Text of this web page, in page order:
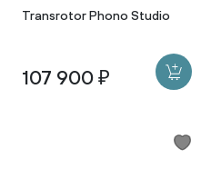
Transrotor Phono Studio
107 900 ₽